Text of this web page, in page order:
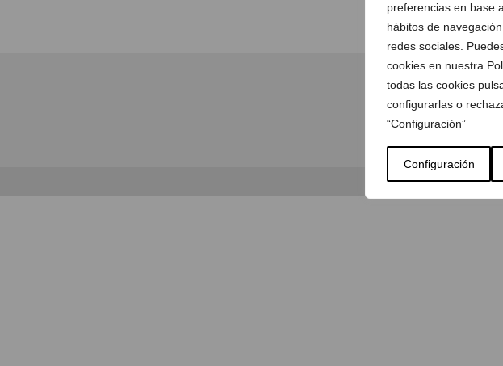
preferencias en base
hábitos de
redes sociales.
cookies en nuestra
todas las cookies
configurarlas o
“Configuración”
Configuración
© Copyright